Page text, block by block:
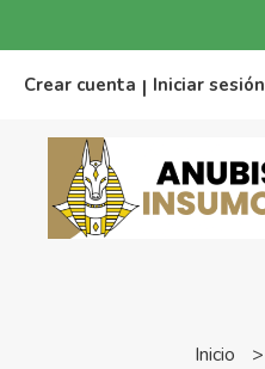
Crear cuenta | Iniciar sesión
Inicio